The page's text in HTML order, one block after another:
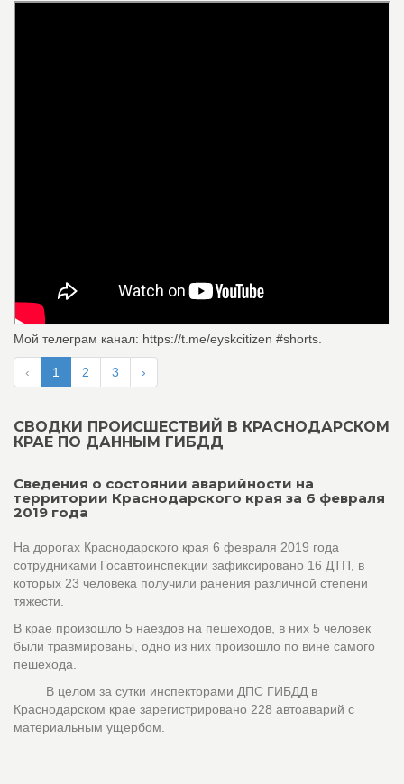
Мой телеграм канал: https://t.me/eyskcitizen #shorts.
‹ 1 2 3 ›
СВОДКИ ПРОИСШЕСТВИЙ В КРАСНОДАРСКОМ
КРАЕ ПО ДАННЫМ ГИБДД
Сведения о состоянии аварийности на
территории Краснодарского края за 6 февраля
2019 года
На дорогах Краснодарского края 6 февраля 2019 года
сотрудниками Госавтоинспекции зафиксировано 16 ДТП, в
которых 23 человека получили ранения различной степени
тяжести.
В крае произошло 5 наездов на пешеходов, в них 5 человек
были травмированы, одно из них произошло по вине самого
пешехода.
В целом за сутки инспекторами ДПС ГИБДД в
Краснодарском крае зарегистрировано 228 автоаварий с
материальным ущербом.